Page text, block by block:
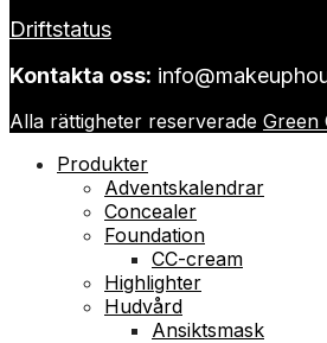
Driftstatus
Kontakta oss:
Alla rättigheter reserverade Green
Produkter
Adventskalendrar
Concealer
Foundation
CC-cream
Highlighter
Hudvård
Ansiktsmask